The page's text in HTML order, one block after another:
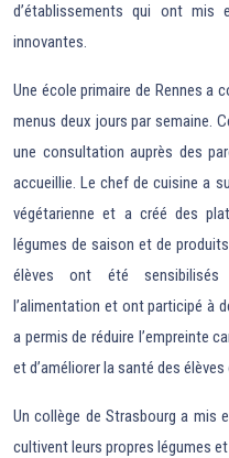
d’établissements qui ont mis
innovantes.
Une école primaire de Rennes a
menus deux jours par semaine.
une consultation auprès des
accueillie. Le chef de cuisine a
végétarienne et a créé des
légumes de saison et de
élèves ont été sensibilisés
l’alimentation et ont participé à
a permis de réduire l’empreinte
et d’améliorer la santé des
Un collège de Strasbourg a mis
cultivent leurs propres légumes